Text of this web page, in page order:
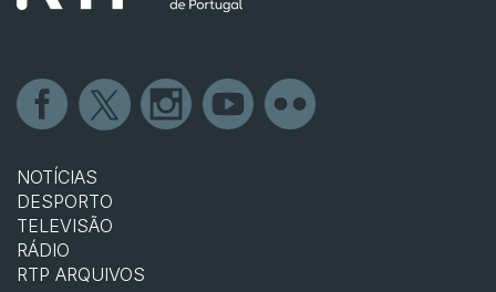
NOTÍCIAS
DESPORTO
TELEVISÃO
RÁDIO
RTP ARQUIVOS